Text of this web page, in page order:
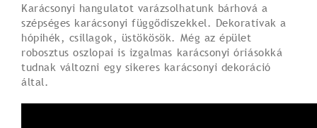
Karácsonyi hangulatot varázsolhatunk bárhová a
szépséges karácsonyi függődíszekkel. Dekoratívak a
hópihék, csillagok, üstökösök. Még az épület
robosztus oszlopai is izgalmas karácsonyi óriásokká
tudnak változni egy sikeres karácsonyi dekoráció
által.